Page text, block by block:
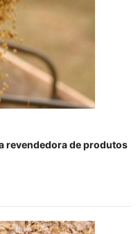
revendedora de produtos